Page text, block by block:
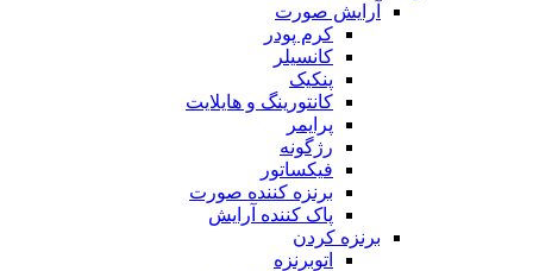
آرایش صورت
کرم پودر
کانسیلر
پنکیک
کانتورینگ و هایلایت
پرایمر
رژگونه
فیکساتور
برنزه کننده صورت
پاک کننده آرایش
برنزه کردن
اتوبرنزه